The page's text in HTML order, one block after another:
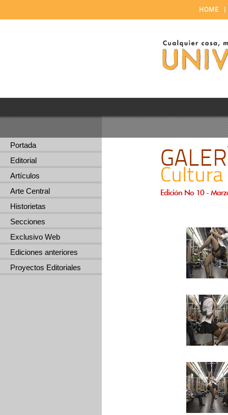
HOME
Portada
Editorial
Artículos
Arte Central
Historietas
Secciones
Exclusivo Web
Ediciones anteriores
Proyectos Editoriales
Edición No 10 -